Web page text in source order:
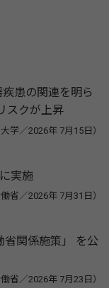
患の関連を明ら
スクが上昇
大学／2026年 7月15日）
実施
働省／2026年 7月31日）
省関係施策」 を公
働省／2026年 7月23日）